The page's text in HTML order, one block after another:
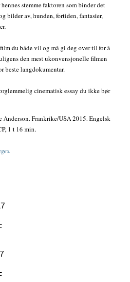
stemme faktoren som binder det
bilder av, hunden, fortiden, fantasier,
du både vil og må gi deg over til for å
den mest ukonvensjonelle filmen
beste langdokumentar.
cinematisk essay du ikke bør
Anderson. Frankrike/USA 2015. Engelsk
1 t 16 min.